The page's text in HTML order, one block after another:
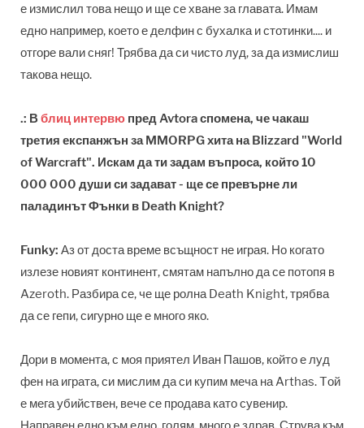
е измислил това нещо и ще се хване за главата. Имам
едно например, което е делфин с бухалка и стотинки.... и
отгоре вали сняг! Трябва да си чисто луд, за да измислиш
такова нещо.
.: В блиц интервю пред Avtora спомена, че чакаш
третия експанжън за MMORPG хита на Blizzard "World
of Warcraft". Искам да ти задам въпроса, който 10
000 000 души си задават - ще се превърне ли
паладинът Фънки в Death Knight?
Funky: Аз от доста време всъщност не играя. Но когато
излезе новият континент, смятам напълно да се потопя в
Azeroth. Разбира се, че ще ролна Death Knight, трябва
да се гепи, сигурно ще е много яко.
Дори в момента, с моя приятел Иван Пашов, който е луд
фен на играта, си мислим да си купим меча на Arthas. Tой
е мега убийствен, вече се продава като сувенир.